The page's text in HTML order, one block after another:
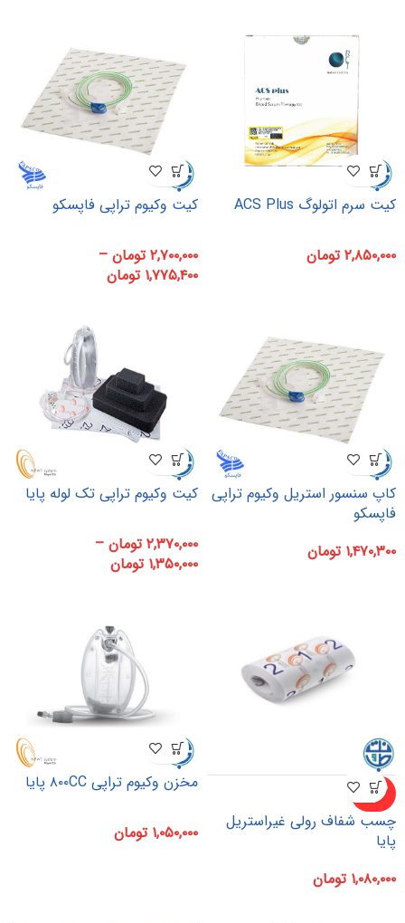
کیت سرم اتولوگ ACS Plus
۲,۸۵۰,۰۰۰ تومان
کیت وکیوم تراپی فاپسکو
۲,۷۰۰,۰۰۰ تومان –
۱,۷۷۵,۴۰۰ تومان
کاپ سنسور استریل وکیوم تراپی
فاپسکو
۱,۴۷۰,۳۰۰ تومان
کیت وکیوم تراپی تک لوله پایا
۲,۳۷۰,۰۰۰ تومان –
۱,۳۵۰,۰۰۰ تومان
ناموجو
د
چسب شفاف رولی غیراستریل
پایا
۱,۰۸۰,۰۰۰ تومان
مخزن وکیوم تراپی ۸۰۰CC پایا
۱,۰۵۰,۰۰۰ تومان